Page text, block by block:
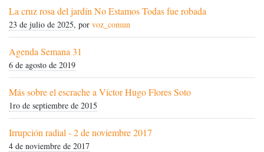
La cruz rosa del jardín No Estamos Todas fue robada
23 de julio de 2025, por voz_comun
Agenda Semana 31
6 de agosto de 2019
Más sobre el escrache a Víctor Hugo Flores Soto
1ro de septiembre de 2015
Irrupción radial - 2 de noviembre 2017
4 de noviembre de 2017